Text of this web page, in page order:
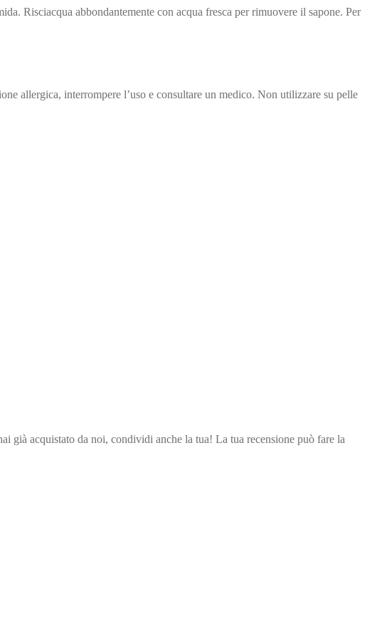
Risciacqua abbondantemente con acqua fresca per rimuovere il sapone. Per
allergica, interrompere l’uso e consultare un medico. Non utilizzare su pelle
già acquistato da noi, condividi anche la tua! La tua recensione può fare la